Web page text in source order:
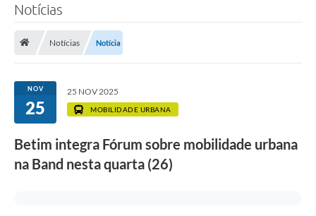
Notícias
Notícias Notícia
NOV
25
25 NOV 2025
MOBILIDADE URBANA
Betim integra Fórum sobre mobilidade urbana
na Band nesta quarta (26)